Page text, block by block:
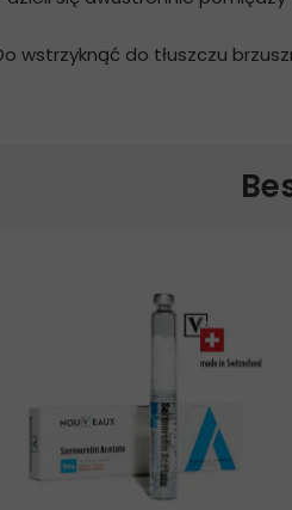
wstrzyknąć do tłuszczu